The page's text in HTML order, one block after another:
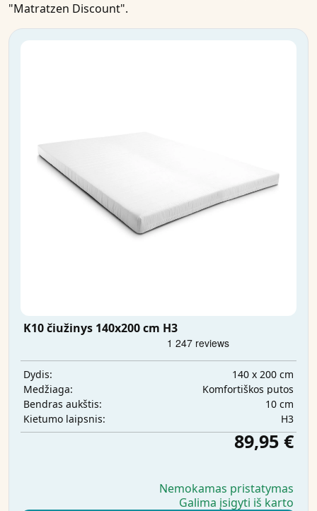
"Matratzen Discount".
K10 čiužinys 140x200 cm H3
Dydis:
140 x 200 cm
Medžiaga:
Komfortiškos putos
Bendras aukštis:
10 cm
Kietumo laipsnis:
H3
89,95 €
Nemokamas pristatymas
Galima įsigyti iš karto